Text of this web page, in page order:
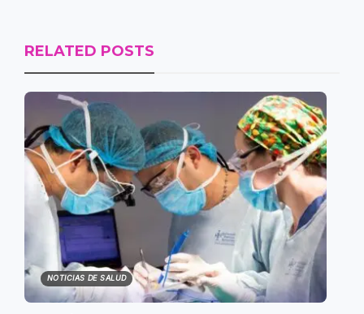
RELATED POSTS
NOTICIAS DE SALUD